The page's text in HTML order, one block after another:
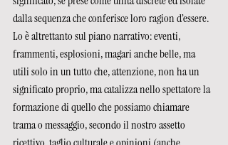
dalla sequenza che conferisce loro ragion d’essere.
Lo è altrettanto sul piano narrativo: eventi,
frammenti, esplosioni, magari anche belle, ma
utili solo in un tutto che, attenzione, non ha un
significato proprio, ma catalizza nello spettatore la
formazione di quello che possiamo chiamare
trama o messaggio, secondo il nostro assetto